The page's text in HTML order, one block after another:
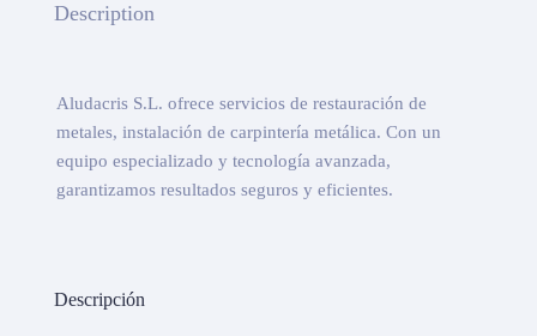
Description
Aludacris S.L. ofrece servicios de restauración de
metales, instalación de carpintería metálica. Con un
equipo especializado y tecnología avanzada,
garantizamos resultados seguros y eficientes.
Descripción